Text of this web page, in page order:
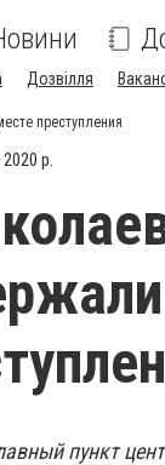
Дозвілля
преступления
р.
пункт